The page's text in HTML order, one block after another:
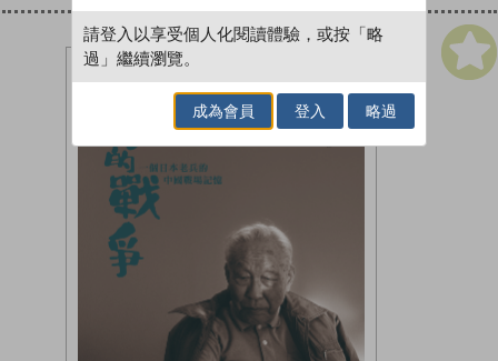
請登入以享受個人化閱讀體驗，或按「略
過」繼續瀏覽。
成為會員 登入 略過